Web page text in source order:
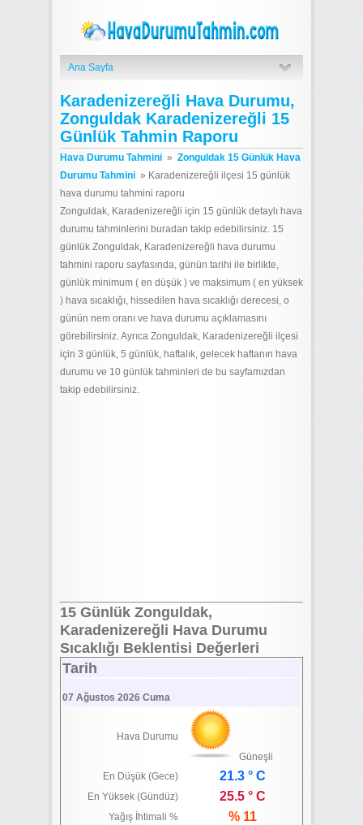
Ana Sayfa
Karadenizereğli Hava Durumu,
Zonguldak Karadenizereğli 15
Günlük Tahmin Raporu
Hava Durumu Tahmini » Zonguldak 15 Günlük Hava
Durumu Tahmini » Karadenizereğli ilçesi 15 günlük
hava durumu tahmini raporu
Zonguldak, Karadenizereğli için 15 günlük detaylı hava
durumu tahminlerini buradan takip edebilirsiniz. 15
günlük Zonguldak, Karadenizereğli hava durumu
tahmini raporu sayfasında, günün tarihi ile birlikte,
günlük minimum ( en düşük ) ve maksimum ( en yüksek
) hava sıcaklığı, hissedilen hava sıcaklığı derecesi, o
günün nem oranı ve hava durumu açıklamasını
görebilirsiniz. Ayrıca Zonguldak, Karadenizereğli ilçesi
için 3 günlük, 5 günlük, haftalık, gelecek haftanın hava
durumu ve 10 günlük tahminleri de bu sayfamızdan
takip edebilirsiniz.
15 Günlük Zonguldak,
Karadenizereğli Hava Durumu
Sıcaklığı Beklentisi Değerleri
Tarih
07 Ağustos 2026 Cuma
Hava Durumu
Güneşli
En Düşük (Gece)
21.3 ° C
En Yüksek (Gündüz) 25.5 ° C
Yağış İhtimali % % 11